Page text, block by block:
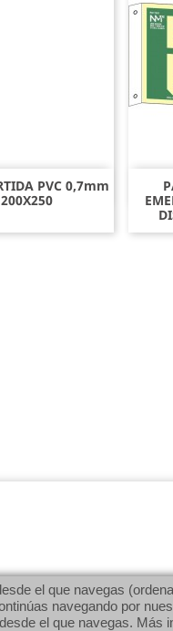
PVC 0,7mm
rápida
el que navegas
navegando por
desde el que navegas. Más